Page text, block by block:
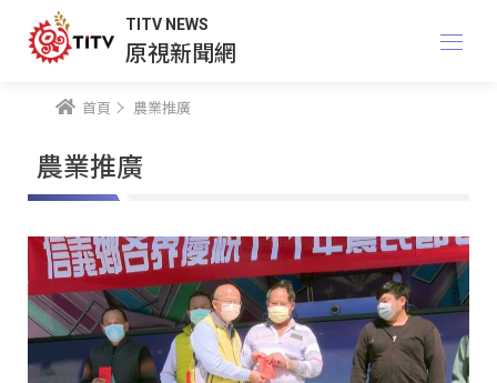
TITV NEWS
原視新聞網
首頁 農業推廣
農業推廣